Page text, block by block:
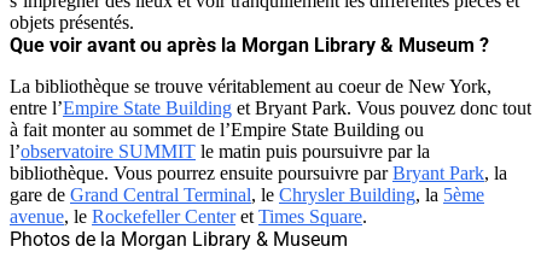
objets présentés.
Que voir avant ou après la Morgan Library & Museum ?
La bibliothèque se trouve véritablement au coeur de New York,
entre l’Empire State Building et Bryant Park. Vous pouvez donc tout
à fait monter au sommet de l’Empire State Building ou
l’observatoire SUMMIT le matin puis poursuivre par la
bibliothèque. Vous pourrez ensuite poursuivre parBryant Park, la
gare de Grand Central Terminal, le Chrysler Building, la 5ème
avenue, le Rockefeller Centeret Times Square.
Photos de la Morgan Library & Museum